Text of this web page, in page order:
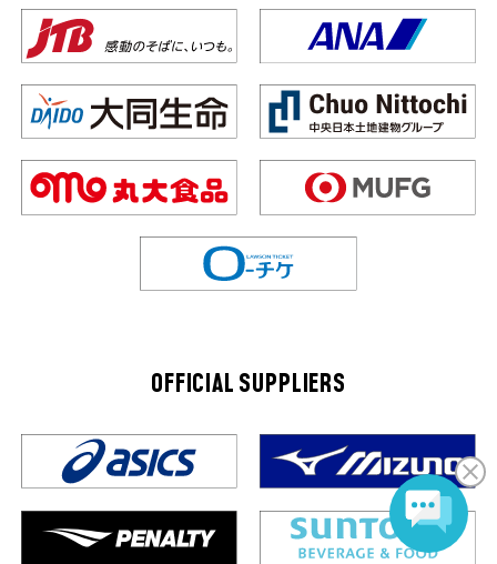
OFFICIAL SUPPLIERS